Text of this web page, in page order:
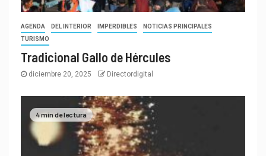
AGENDA DEL INTERIOR IMPERDIBLES
NOTICIAS PRINCIPALES
TURISMO
Tradicional Gallo de Hércules
diciembre 20, 2025 Directordigital
4 min de lectura